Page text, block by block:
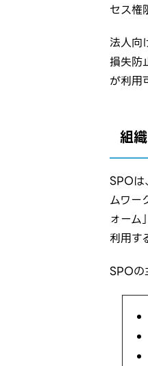
セス権
法人向
損失防
が利用
組
SPOは
ムワー
ォーム
利用す
SPOの